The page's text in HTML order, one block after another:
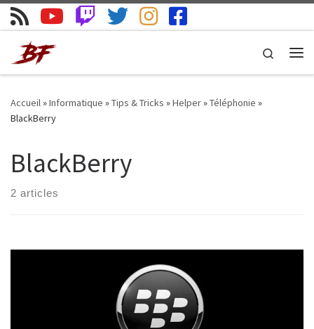
Skip to content
Search
Accueil»Informatique »Tips & Tricks »Helper»Téléphonie »
BlackBerry
BlackBerry
2 articles